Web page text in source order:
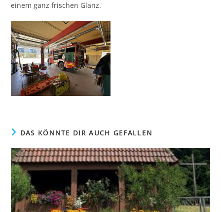
einem ganz frischen Glanz.
DAS KÖNNTE DIR AUCH GEFALLEN